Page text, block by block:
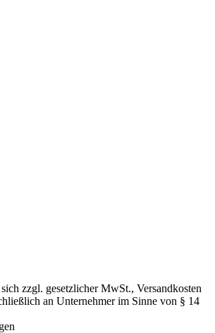
zzgl. gesetzlicher MwSt., Versandkosten
an Unternehmer im Sinne von § 14